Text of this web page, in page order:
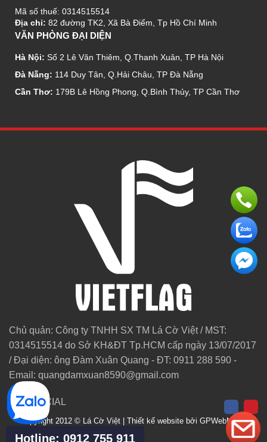
Mã số thuế: 0314515514
Địa chỉ: 82 đường TK2, Xã Bà Điểm, Tp Hồ Chí Minh
VĂN PHÒNG ĐẠI DIỆN
Hà Nội: Số 2 Lê Văn Thiêm, Q.Thanh Xuân, TP Hà Nội
Đà Nẵng: 114 Duy Tân, Q.Hải Châu, TP Đà Nẵng
Cần Thơ: 179B Lê Hồng Phong, Q.Bình Thủy, TP Cần Thơ
Chủ quản: Công ty TNHH SX TM Lá Cờ Việt / MST:
0314515514 do Sở KH&ĐT Tp.HCM cấp ngày 13/07/2017
/ Đại diện: ông Đàm Xuân Quang - ĐT: 0911 288 590 -
Email: quangdamxuan8590@gmail.com
GET SOCIAL
Copyright 2012 © Lá Cờ Việt | Thiết kế website bởi GPWebMedia
Hotline: 0912 755 911